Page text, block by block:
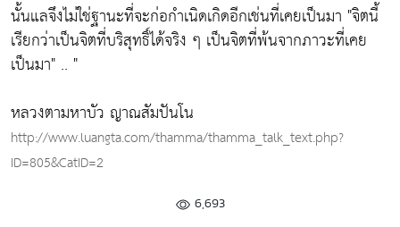
นั้นแลจึงไม่ใช่ฐานะที่จะก่อกำเนิดเกิดอีกเช่นที่เคยเป็นมา "จิตนี้
เรียกว่าเป็นจิตที่บริสุทธิ์ได้จริง ๆ เป็นจิตที่พ้นจากภาวะที่เคย
เป็นมา" .. "
หลวงตามหาบัว ญาณสัมปันโน
http://www.luangta.com/thamma/thamma_talk_text.php?
ID=805&CatID=2
6,693